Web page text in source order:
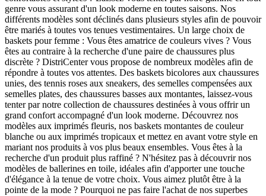
genre vous assurant d'un look moderne en toutes saisons. Nos
différents modèles sont déclinés dans plusieurs styles afin de pouvoir
être mariés à toutes vos tenues vestimentaires. Un large choix de
baskets pour femme : Vous êtes amatrice de couleurs vives ? Vous
êtes au contraire à la recherche d'une paire de chaussures plus
discrète ? DistriCenter vous propose de nombreux modèles afin de
répondre à toutes vos attentes. Des baskets bicolores aux chaussures
unies, des tennis roses aux sneakers, des semelles compensées aux
semelles plates, des chaussures basses aux montantes, laissez-vous
tenter par notre collection de chaussures destinées à vous offrir un
grand confort accompagné d'un look moderne. Découvrez nos
modèles aux imprimés fleuris, nos baskets montantes de couleur
blanche ou aux imprimés tropicaux et mettez en avant votre style en
mariant nos produits à vos plus beaux ensembles. Vous êtes à la
recherche d'un produit plus raffiné ? N'hésitez pas à découvrir nos
modèles de ballerines en toile, idéales afin d'apporter une touche
d'élégance à la tenue de votre choix. Vous aimez plutôt être à la
pointe de la mode ? Pourquoi ne pas faire l'achat de nos superbes